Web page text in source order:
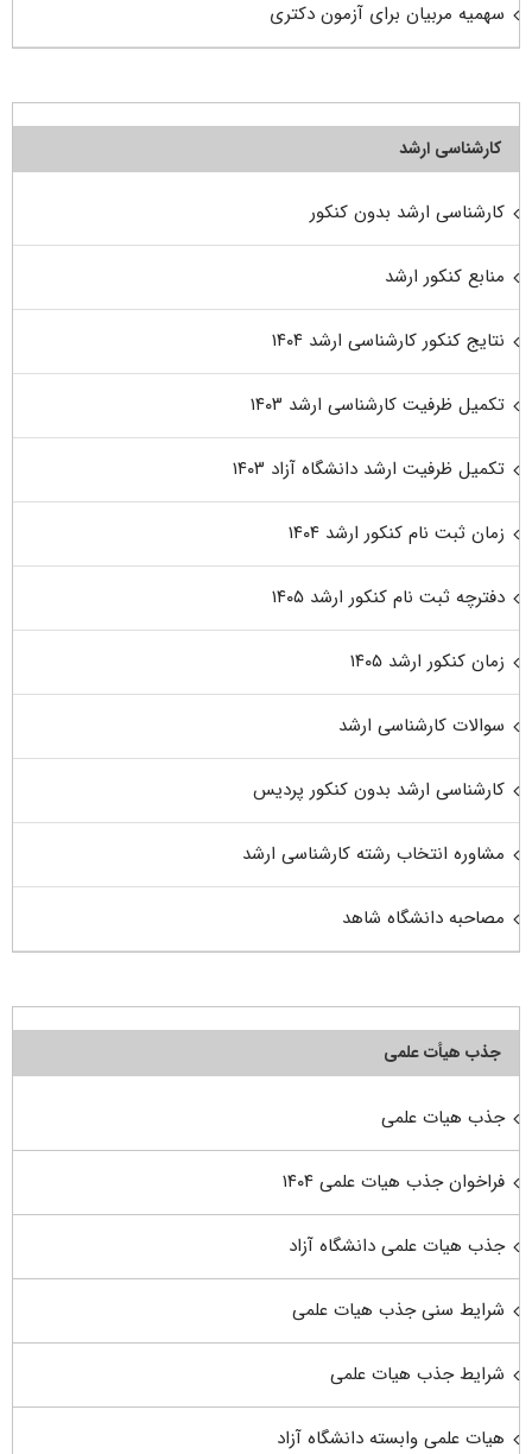
سهمیه مربیان برای آزمون دکتری
کارشناسی ارشد
کارشناسی ارشد بدون کنکور
منابع کنکور ارشد
نتایج کنکور کارشناسی ارشد ۱۴۰۴
تکمیل ظرفیت کارشناسی ارشد ۱۴۰۳
تکمیل ظرفیت ارشد دانشگاه آزاد ۱۴۰۳
زمان ثبت نام کنکور ارشد ۱۴۰۴
دفترچه ثبت نام کنکور ارشد ۱۴۰۵
زمان کنکور ارشد ۱۴۰۵
سوالات کارشناسی ارشد
کارشناسی ارشد بدون کنکور پردیس
مشاوره انتخاب رشته کارشناسی ارشد
مصاحبه دانشگاه شاهد
جذب هیأت علمی
جذب هیات علمی
فراخوان جذب هیات علمی ۱۴۰۴
جذب هیات علمی دانشگاه آزاد
شرایط سنی جذب هیات علمی
شرایط جذب هیات علمی
هیات علمی وابسته دانشگاه آزاد